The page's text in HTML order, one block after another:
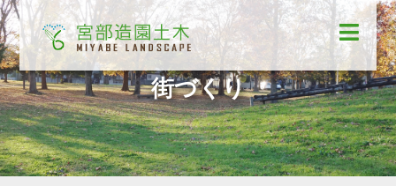
街づくり